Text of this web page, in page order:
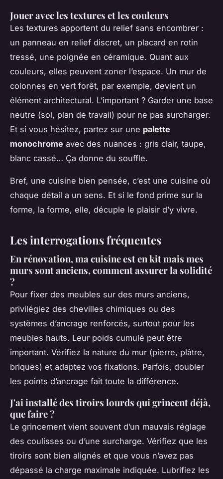
Jouer avec les textures et les couleurs
Les textures apportent du relief sans encombrer :
un panneau en relief discret, un placard en rotin
tressé, une poignée en céramique. Quant aux
couleurs, elles peuvent zoner l’espace. Un mur de
colonnes en vert forêt, par exemple, devient un
élément architectural. L’important ? Garder une base
neutre (sol, plan de travail) pour ne pas surcharger.
Et si vous hésitez, partez sur une palette
monochrome avec des nuances : gris clair, taupe,
blanc cassé… Ça donne du souffle.
Bref, une cuisine bien pensée, c’est une cuisine où
chaque détail a un sens. Et si le fond prime sur la
forme, la forme, elle, décuple le plaisir d’y vivre.
Les interrogations fréquentes
En rénovation, ma cuisine est en kit mais mes
murs sont anciens, comment assurer la solidité
?
Pour fixer des meubles sur des murs anciens,
privilégiez des chevilles chimiques ou des
systèmes d’ancrage renforcés, surtout pour les
meubles hauts. Leur poids cumulé peut être
important. Vérifiez la nature du mur (pierre, plâtre,
briques) et adaptez vos fixations. Parfois, doubler
les points d’ancrage fait toute la différence.
J'ai installé des tiroirs lourds qui grincent déjà,
que faire ?
Le grincement vient souvent d’un mauvais réglage
des coulisses ou d’une surcharge. Vérifiez que les
tiroirs sont bien alignés et que vous n’avez pas
dépassé la charge maximale indiquée. Lubrifiez les